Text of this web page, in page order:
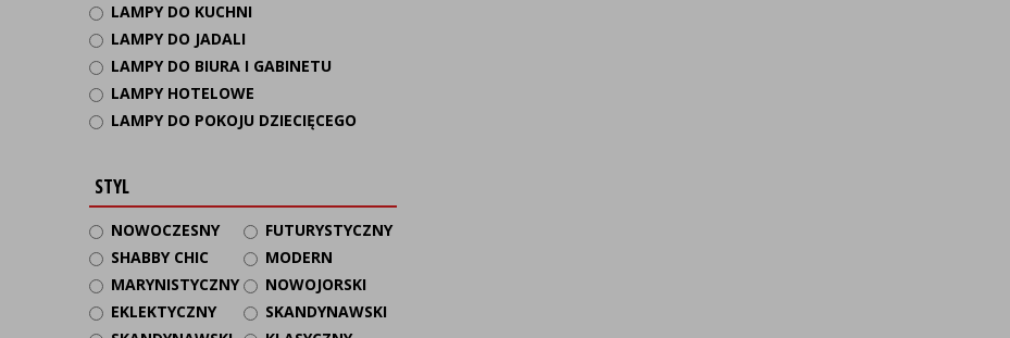
LAMPY DO KUCHNI
LAMPY DO JADALI
LAMPY DO BIURA I GABINETU
LAMPY HOTELOWE
LAMPY DO POKOJU DZIECIĘCEGO
STYL
NOWOCZESNY
FUTURYSTYCZNY
SHABBY CHIC
MODERN
MARYNISTYCZNY
NOWOJORSKI
EKLEKTYCZNY
SKANDYNAWSKI